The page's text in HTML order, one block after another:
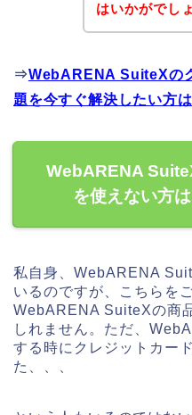
はいかがでし
⇒WebARENA SuiteXの
題を今すぐ解決したい方
WebARENA
を使えない方
私自身、WebARENA
いるのですが、こちらを
WebARENA SuiteXの商
しれません。ただ、
する時にクレジットカー
た、、、